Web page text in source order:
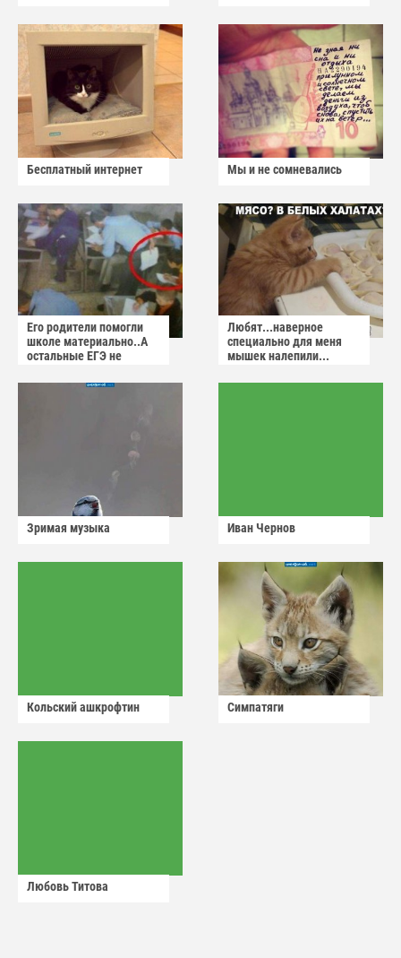
Бесплатный интернет Мы и не сомневались
Его родители помогли
школе материально..А
остальные ЕГЭ не
Любят...наверное
специально для меня
мышек налепили...
Зримая музыка Иван Чернов
Кольский ашкрофтин Симпатяги
Любовь Титова